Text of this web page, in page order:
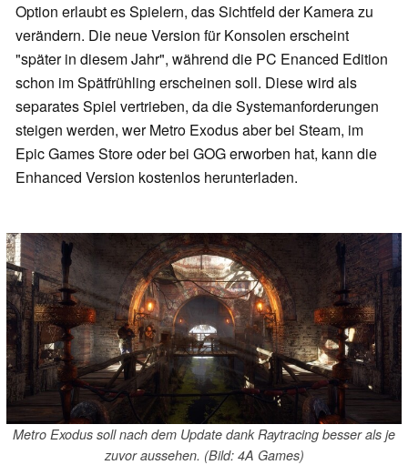
Option erlaubt es Spielern, das Sichtfeld der Kamera zu
verändern. Die neue Version für Konsolen erscheint
"später in diesem Jahr", während die PC Enanced Edition
schon im Spätfrühling erscheinen soll. Diese wird als
separates Spiel vertrieben, da die Systemanforderungen
steigen werden, wer Metro Exodus aber bei Steam, im
Epic Games Store oder bei GOG erworben hat, kann die
Enhanced Version kostenlos herunterladen.
Metro Exodus soll nach dem Update dank Raytracing besser als je
zuvor aussehen. (Bild: 4A Games)